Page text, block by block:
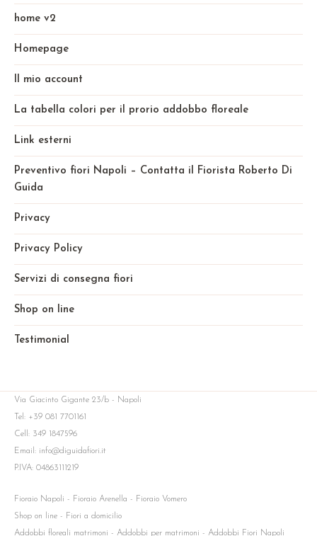
home v2
Homepage
Il mio account
La tabella colori per il prorio addobbo floreale
Link esterni
Preventivo fiori Napoli – Contatta il Fiorista Roberto Di
Guida
Privacy
Privacy Policy
Servizi di consegna fiori
Shop on line
Testimonial
Via Giacinto Gigante 23/b - Napoli
Tel: +39 081 7701161
Cell: 349 1847596
Email: info@diguidafiori.it
P.IVA: 04863111219
Fioraio Napoli - Fioraio Arenella - Fioraio Vomero
Shop on line - Fiori a domicilio
Addobbi floreali matrimoni - Addobbi per matrimoni - Addobbi Fiori Napoli